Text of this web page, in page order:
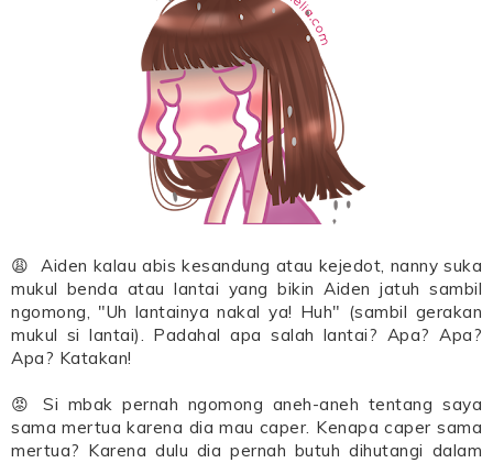
😩 Aiden kalau abis kesandung atau kejedot, nanny suka
mukul benda atau lantai yang bikin Aiden jatuh sambil
ngomong, "Uh lantainya nakal ya! Huh" (sambil gerakan
mukul si lantai). Padahal apa salah lantai? Apa? Apa?
Apa? Katakan!
😡 Si mbak pernah ngomong aneh-aneh tentang saya
sama mertua karena dia mau caper. Kenapa caper sama
mertua? Karena dulu dia pernah butuh dihutangi dalam